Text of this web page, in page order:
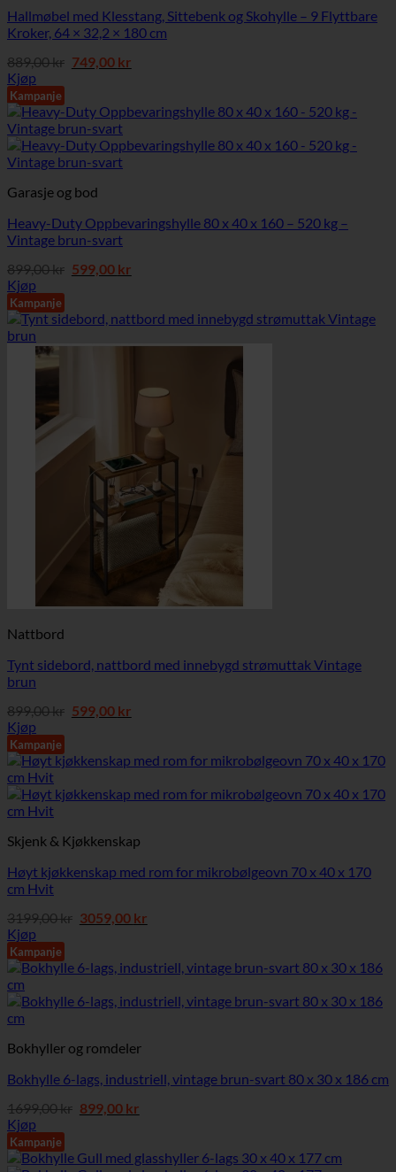
Hallmøbel med Klesstang, Sittebenk og Skohylle – 9 Flyttbare
Kroker, 64 × 32,2 × 180 cm
889,00kr Opprinnelig
889,00 kr.
749,00 krNåværende
749,00 kr.
Kjøp
Kampanje
Garasje og bod
Heavy-Duty Oppbevaringshylle 80 x 40 x 160 – 520 kg –
Vintage brun-svart
899,00kr Opprinnelig
899,00 kr.
599,00 krNåværende
599,00 kr.
Kjøp
Kampanje
Nattbord
Tynt sidebord, nattbord med innebygd strømuttak Vintage
brun
899,00kr Opprinnelig
899,00 kr.
599,00 krNåværende
599,00 kr.
Kjøp
Kampanje
Skjenk & Kjøkkenskap
Høyt kjøkkenskap med rom for mikrobølgeovn 70 x 40 x 170
cm Hvit
3199,00kr Opprinnelig
3199,00 kr.
3059,00 krNåværende
3059,00 kr.
Kjøp
Kampanje
Bokhyller og romdeler
Bokhylle 6-lags, industriell, vintage brun-svart 80 x 30 x 186 cm
1699,00kr Opprinnelig
1699,00 kr.
899,00 krNåværende
899,00 kr.
Kjøp
Kampanje